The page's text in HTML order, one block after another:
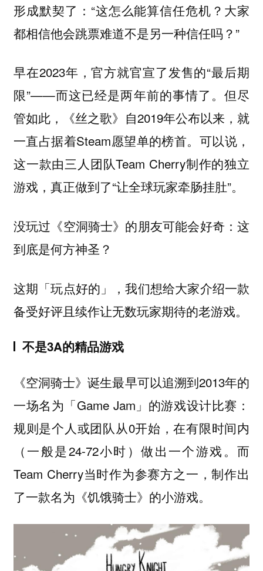
形成默契了：“这怎么能算信任危机？大家
都相信他会跳票难道不是另一种信任吗？”
早在2023年，官方就官宣了发售的“最后期
限”——而这已经是两年前的事情了。但尽
管如此，《丝之歌》自2019年公布以来，就
一直占据着Steam愿望单的榜首。可以说，
这一款由三人团队Team Cherry制作的独立
游戏，真正做到了“让全球玩家牵肠挂肚”。
没玩过《空洞骑士》的朋友可能会好奇：这
到底是何方神圣？
这期「玩点好的」，我们想给大家介绍一款
备受好评且续作让无数玩家期待的老游戏。
不是3A的精品游戏
《空洞骑士》诞生最早可以追溯到2013年的
一场名为「Game Jam」的游戏设计比赛：
规则是个人或团队从0开始，在有限时间内
（一般是24-72小时）做出一个游戏。而
Team Cherry当时作为参赛方之一，制作出
了一款名为《饥饿骑士》的小游戏。